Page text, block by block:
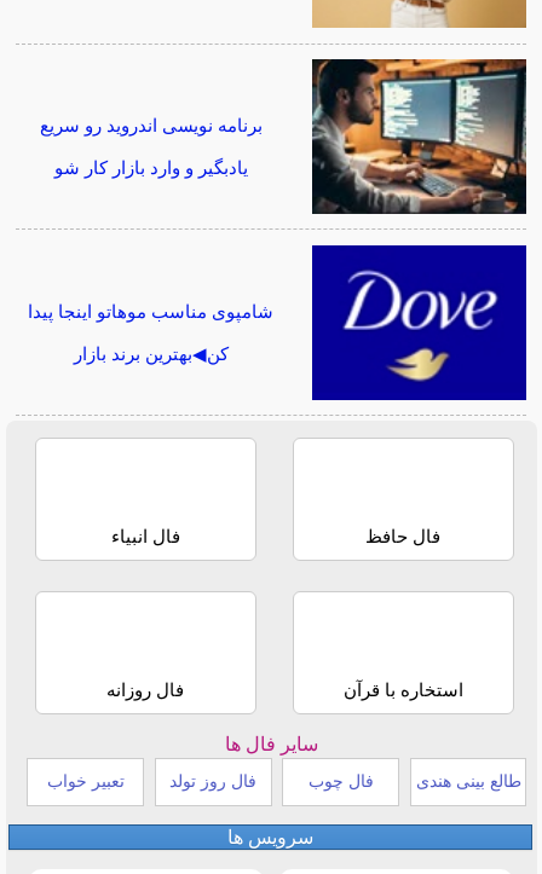
برنامه نویسی اندروید رو سریع
یادبگیر و وارد بازار کار شو
شامپوی مناسب موهاتو اینجا پیدا
کن◀بهترین برند بازار
فال حافظ فال انبیاء
استخاره با قرآن فال روزانه
سایر فال ها
طالع بینی هندی فال چوب فال روز تولد تعبیر خواب
سرویس ها